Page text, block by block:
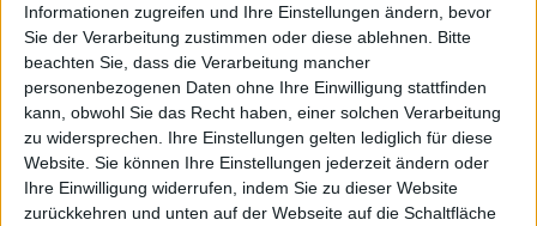
Informationen zugreifen und Ihre Einstellungen ändern, bevor
Sie der Verarbeitung zustimmen oder diese ablehnen.
Bitte
beachten Sie, dass die Verarbeitung mancher
personenbezogenen Daten ohne Ihre Einwilligung stattfinden
kann, obwohl Sie das Recht haben, einer solchen Verarbeitung
zu widersprechen. Ihre Einstellungen gelten lediglich für diese
Website. Sie können Ihre Einstellungen jederzeit ändern oder
Ihre Einwilligung widerrufen, indem Sie zu dieser Website
zurückkehren und unten auf der Webseite auf die Schaltfläche